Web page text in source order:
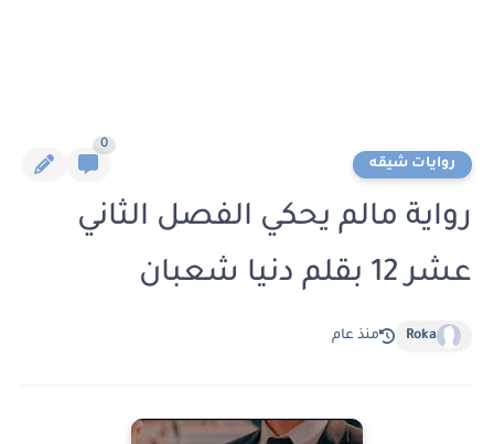
روايات شيقه
0
رواية مالم يحكي الفصل الثاني
عشر 12 بقلم دنيا شعبان
Roka منذ عام